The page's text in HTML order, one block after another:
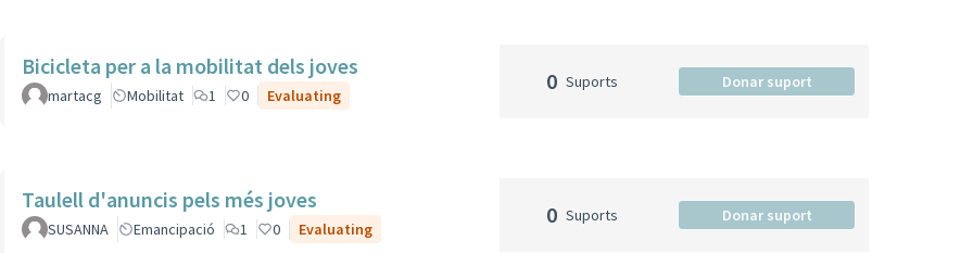
Bicicleta per a la mobilitat dels joves
martacg Mobilitat 1 0 Evaluating
0 Suports Donar suport
Taulell d'anuncis pels més joves
SUSANNA Emancipació 1 0 Evaluating
0 Suports Donar suport